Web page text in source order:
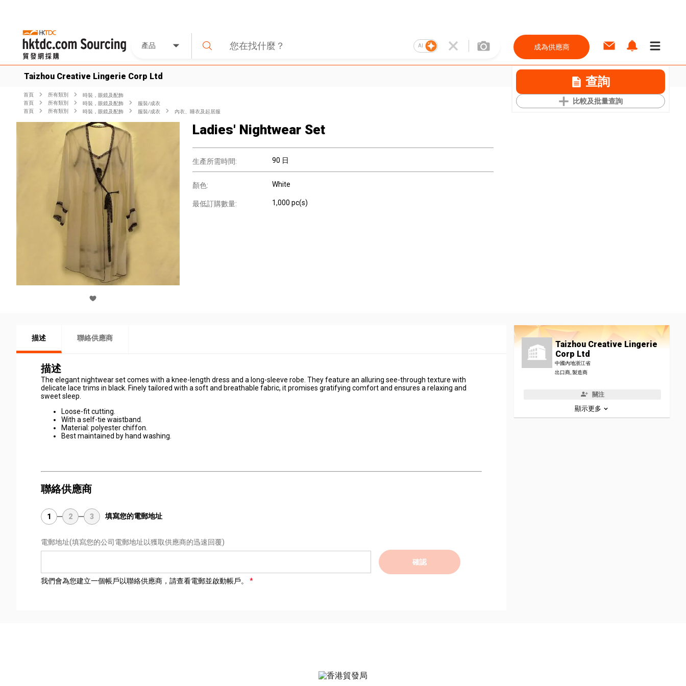
產品 AI 成為供應商
Taizhou Creative Lingerie Corp Ltd 查詢
比較及批量查詢
首頁 所有類別
時裝，眼鏡及配飾
首頁
所有類別 時裝，眼鏡及配飾
服裝/成衣
首頁
所有類別 時裝，眼鏡及配飾 服裝/成衣 內衣、睡衣及起居服
Ladies' Nightwear Set
生產所需時間: 90 日
顏色: White
最低訂購數量: 1,000 pc(s)
描述 聯絡供應商
描述
The elegant nightwear set comes with a knee-length dress and a long-sleeve robe. They feature an alluring see-through texture with
delicate lace trims in black. Finely tailored with a soft and breathable fabric, it promises gratifying comfort and ensures a relaxing and
sweet sleep.
Loose-fit cutting.
With a self-tie waistband.
Material: polyester chiffon.
Best maintained by hand washing.
聯絡供應商
1 2 3 填寫您的電郵地址
電郵地址(填寫您的公司電郵地址以獲取供應商的迅速回覆)
確認
我們會為您建立一個帳戶以聯絡供應商，請查看電郵並啟動帳戶。
Taizhou Creative Lingerie
Corp Ltd
中國內地浙江省
出口商, 製造商
關注
顯示更多